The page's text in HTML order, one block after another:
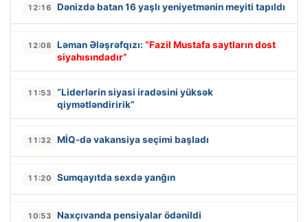
12:16 Dənizdə batan 16 yaşlı yeniyetmənin meyiti tapıldı
12:08 Ləman Ələşrəfqızı: “Fazil Mustafa saytların dost
siyahısındadır”
11:53
“Liderlərin siyasi iradəsini yüksək
qiymətləndiririk”
11:32 MİQ-də vakansiya seçimi başladı
11:20 Sumqayıtda sexdə yanğın
10:53 Naxçıvanda pensiyalar ödənildi